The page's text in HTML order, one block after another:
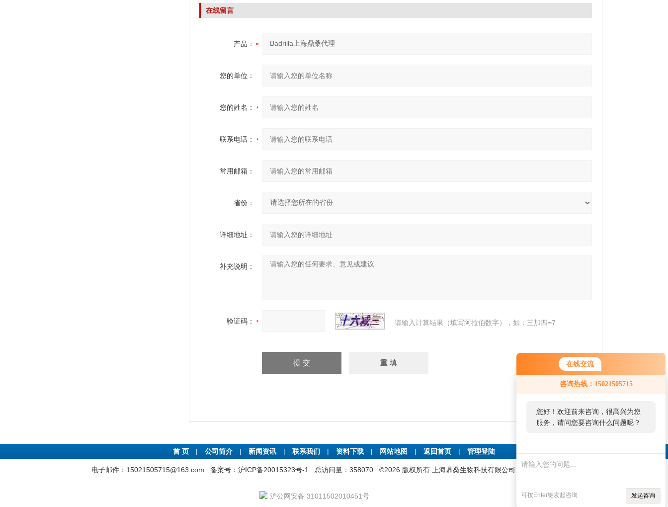
在线交流
咨询热线：15021505715
您好！欢迎前来咨询，很高兴为您
服务，请问您要咨询什么问题呢？
可按Enter键发起咨询 发起咨询
在线留言
产品：
您的单位：
您的姓名：
联系电话：
常用邮箱：
省份：
详细地址：
补充说明：
验证码： 请输入计算结果（填写阿拉伯数字），如：三加四=7
首 页 | 公司简介 | 新闻资讯 | 联系我们 | 资料下载 | 网站地图 | 返回首页 | 管理登陆
电子邮件：15021505715@163.com 备案号：沪ICP备20015323号-1 总访问量：358070 ©2026 版权所有:上海鼎桑生物科技有限公司 技术支持：仪表网
沪公网安备 31011502010451号